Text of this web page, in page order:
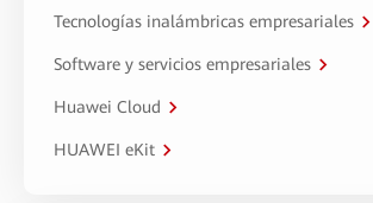
Tecnologías inalámbricas empresariales
Software y servicios empresariales
Huawei Cloud
HUAWEI eKit